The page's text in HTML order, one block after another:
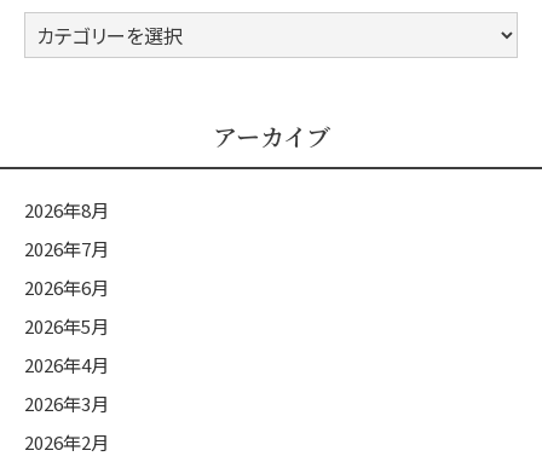
カ
テ
アーカイブ
2026年8月
2026年7月
2026年6月
2026年5月
2026年4月
2026年3月
2026年2月